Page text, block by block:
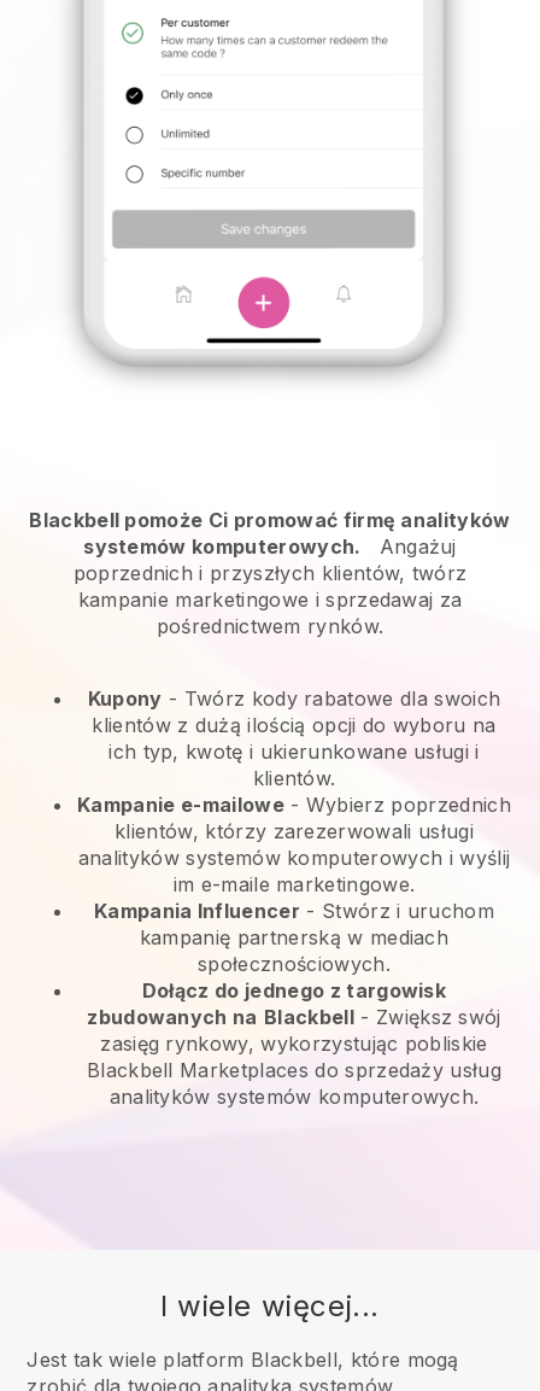
Blackbell pomoże Ci promować firmę analityków
systemów komputerowych.
Angażuj
poprzednich i przyszłych klientów, twórz
kampanie marketingowe i sprzedawaj za
pośrednictwem rynków.
Kupony - Twórz kody rabatowe dla swoich
klientów z dużą ilością opcji do wyboru na
ich typ, kwotę i ukierunkowane usługi i
klientów.
Kampanie e-mailowe- Wybierz poprzednich
klientów, którzy zarezerwowali usługi
analityków systemów komputerowych i wyślij
im e-maile marketingowe.
Kampania Influencer - Stwórz i uruchom
kampanię partnerską w mediach
społecznościowych.
Dołącz do jednego z targowisk
zbudowanych na Blackbell- Zwiększ swój
zasięg rynkowy, wykorzystując pobliskie
Blackbell Marketplaces do sprzedaży usług
analityków systemów komputerowych.
I wiele więcej...
Jest tak wiele platform Blackbell, które mogą